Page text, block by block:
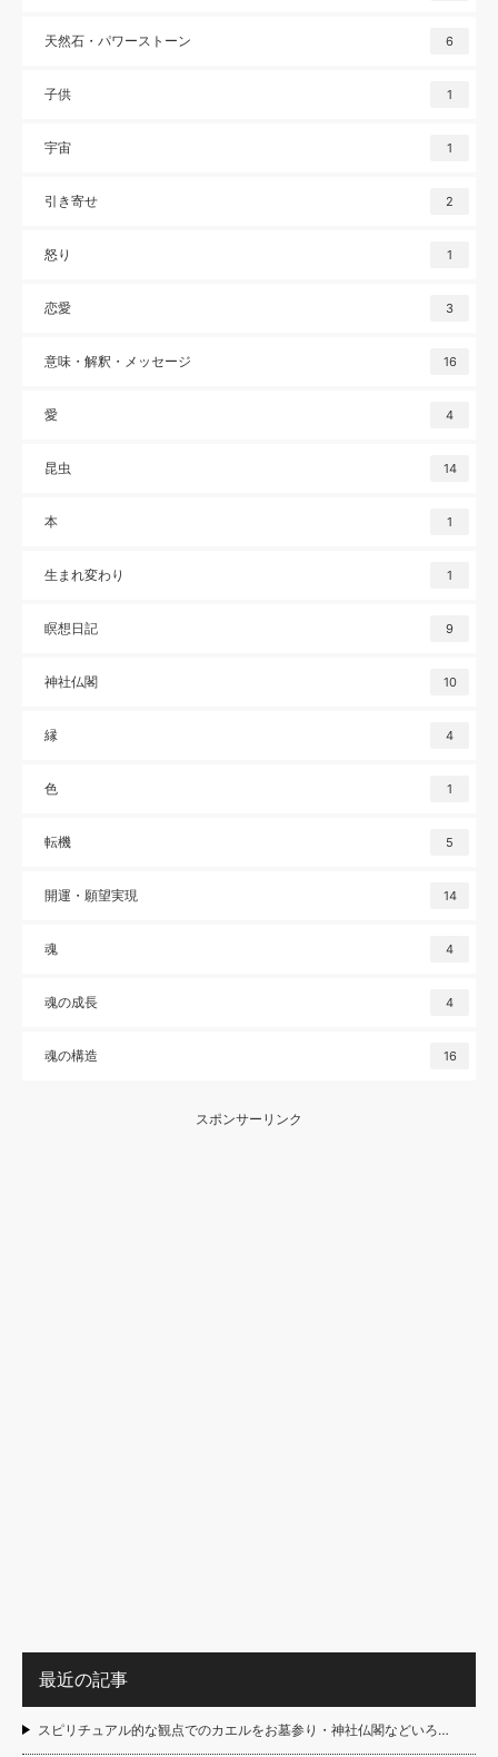
天然石・パワーストーン 6
子供 1
宇宙 1
引き寄せ 2
怒り 1
恋愛 3
意味・解釈・メッセージ 16
愛 4
昆虫 14
本 1
生まれ変わり 1
瞑想日記 9
神社仏閣 10
縁 4
色 1
転機 5
開運・願望実現 14
魂 4
魂の成長 4
魂の構造 16
スポンサーリンク
最近の記事
スピリチュアル的な観点でのカエルをお墓参り・神社仏閣などいろ…